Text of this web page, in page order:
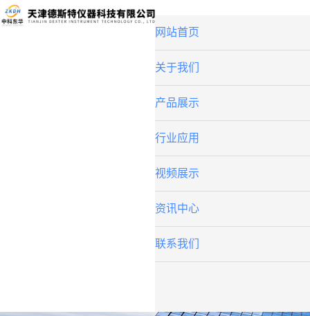
网站首页
关于我们
产品展示
行业应用
视频展示
资讯中心
联系我们